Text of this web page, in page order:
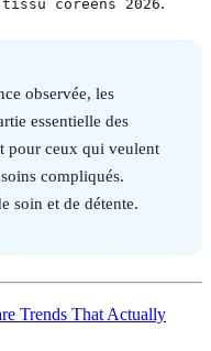
tissu coréens 2026
observée, les
essentielle des
pour ceux qui veulent
compliqués.
soin et de détente.
Trends That Actually